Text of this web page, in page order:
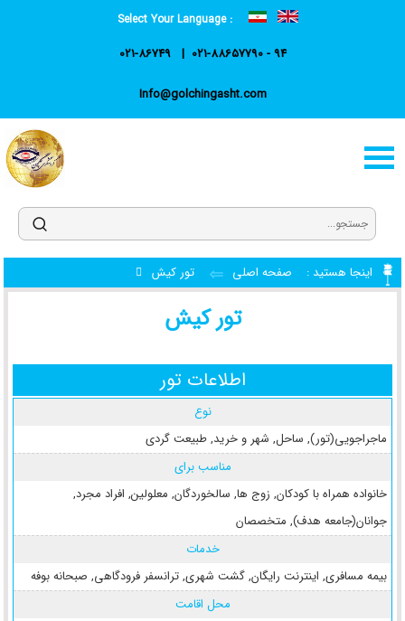
Select Your Language :
021-88657790 - 94
021-86749
Info@golchingasht.com
اینجا هستید : صفحه اصلی تور کیش
تور کیش
اطلاعات تور
نوع
ماجراجویی(تور), ساحل, شهر و خرید, طبیعت گردی
مناسب برای
خانواده همراه با کودکان, زوج ها, سالخوردگان, معلولین, افراد مجرد,
جوانان(جامعه هدف), متخصصان
خدمات
بیمه مسافری, اینترنت رایگان, گشت شهری, ترانسفر فرودگاهی, صبحانه بوفه
محل اقامت